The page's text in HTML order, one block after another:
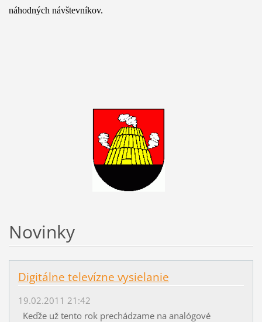
náhodných návštevníkov.
Novinky
Digitálne televízne vysielanie
19.02.2011 21:42
Keďže už tento rok prechádzame na analógové